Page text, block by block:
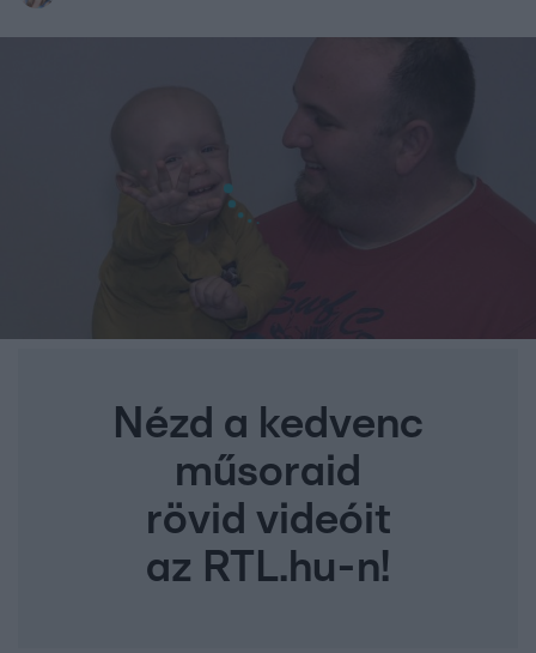
Nézd a kedvenc
műsoraid
rövid videóit
az RTL.hu-n!